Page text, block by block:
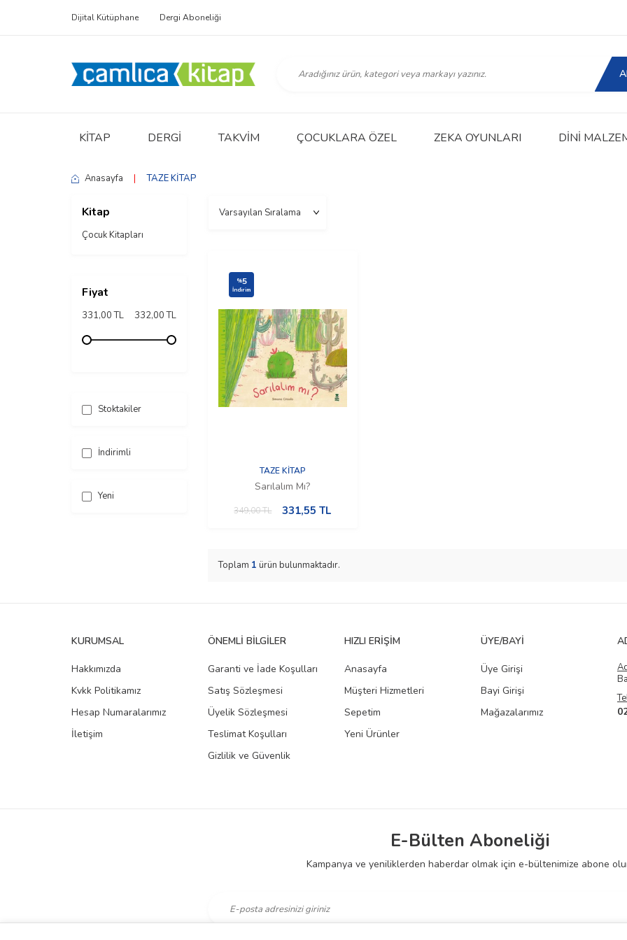
Dijital Kütüphane Dergi Aboneliği
KITAP DERGI TAKVIM ÇOCUKLARA ÖZEL ZEKA OYUNLARI DINI
Anasayfa | TAZE KİTAP
Kitap
Çocuk Kitapları
Fiyat
331,00 TL 332,00 TL
Stoktakiler
İndirimli
Yeni
%5
İndirim
TAZE KİTAP
Sarılalım Mı?
349,00TL 331,55 TL
Toplam 1 ürün bulunmaktadır.
KURUMSAL
Hakkımızda
Kvkk Politikamız
Hesap Numaralarımız
İletişim
ÖNEMLI BILGILER
Garanti ve İade Koşulları
Satış Sözleşmesi
Üyelik Sözleşmesi
Teslimat Koşulları
Gizlilik ve Güvenlik
HIZLI ERIŞIM
Anasayfa
Müşteri Hizmetleri
Sepetim
Yeni Ürünler
ÜYE/BAYI
Üye Girişi
Bayi Girişi
Mağazalarımız
E-Bülten Aboneliği
Kampanya ve yeniliklerden haberdar olmak için e-bültenimize abone